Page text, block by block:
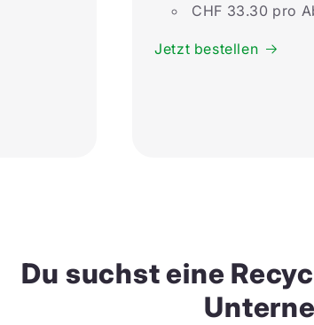
CHF 33.30 pro
Jetzt bestellen
Du suchst eine